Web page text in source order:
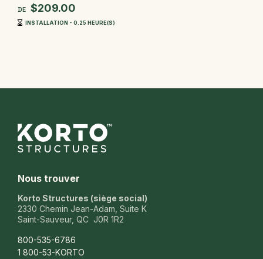
DE $209.00
INSTALLATION - 0.25 HEURE(S)
Nous trouver
Korto Structures (siège social)
2330 Chemin Jean-Adam, Suite K
Saint-Sauveur, QC J0R 1R2
800-535-6786
1 800-53-KORTO